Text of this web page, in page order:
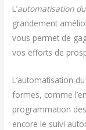
L’automatisation
grandement
vous permet de
vos efforts de
L’automatisation
formes, comme
programmation
encore le suivi